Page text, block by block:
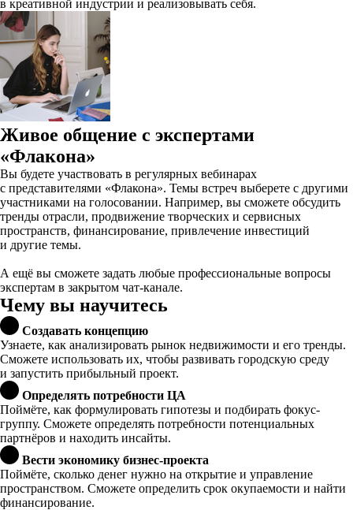
в креативной индустрии и реализовывать себя.
Живое общение с экспертами
«Флакона»
Вы будете участвовать в регулярных вебинарах
с представителями «Флакона». Темы встреч выберете с другими
участниками на голосовании. Например, вы сможете обсудить
тренды отрасли, продвижение творческих и сервисных
пространств, финансирование, привлечение инвестиций
и другие темы.
А ещё вы сможете задать любые профессиональные вопросы
экспертам в закрытом чат-канале.
Чему вы научитесь
Создавать концепцию
Узнаете, как анализировать рынок недвижимости и его тренды.
Сможете использовать их, чтобы развивать городскую среду
и запустить прибыльный проект.
Определять потребности ЦА
Поймёте, как формулировать гипотезы и подбирать фокус-
группу. Сможете определять потребности потенциальных
партнёров и находить инсайты.
Вести экономику бизнес-проекта
Поймёте, сколько денег нужно на открытие и управление
пространством. Сможете определить срок окупаемости и найти
финансирование.